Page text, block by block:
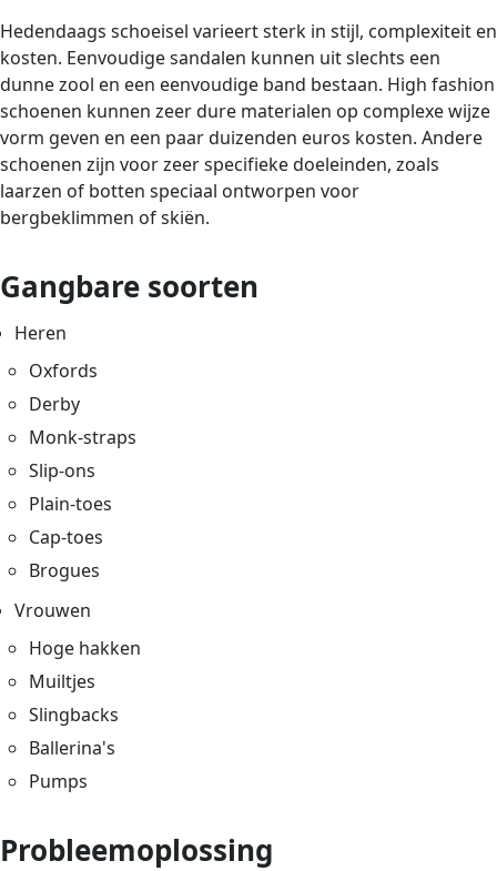
Hedendaags schoeisel varieert sterk in stijl, complexiteit en
kosten. Eenvoudige sandalen kunnen uit slechts een
dunne zool en een eenvoudige band bestaan. High fashion
schoenen kunnen zeer dure materialen op complexe wijze
vorm geven en een paar duizenden euros kosten. Andere
schoenen zijn voor zeer specifieke doeleinden, zoals
laarzen of botten speciaal ontworpen voor
bergbeklimmen of skiën.
Gangbare soorten
Heren
Oxfords
Derby
Monk-straps
Slip-ons
Plain-toes
Cap-toes
Brogues
Vrouwen
Hoge hakken
Muiltjes
Slingbacks
Ballerina's
Pumps
Probleemoplossing